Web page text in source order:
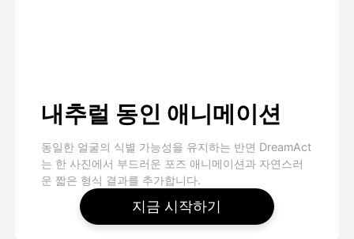
내추럴 동인 애니메이션
동일한 얼굴의 식별 가능성을 유지하는 반면 DreamAct
는 한 사진에서 부드러운 포즈 애니메이션과 자연스러
운 짧은 형식 결과를 추가합니다.
지금 시작하기